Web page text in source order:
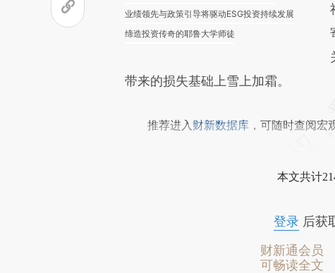
业绩领先与政策引导将驱动ESG投资持续发展
缔造投资传奇的耶鲁大学师徒
带来的损失基础上雪上加霜。
推荐进入 财新数据库 ，可随时查阅宏
本文共计
登录后获
财新通会员
可畅读全文